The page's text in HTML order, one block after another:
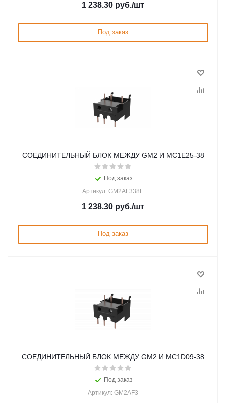
1 238.30 руб./шт
Под заказ
СОЕДИНИТЕЛЬНЫЙ БЛОК МЕЖДУ GM2 И MC1E25-38
Под заказ
Артикул: GM2AF338E
1 238.30 руб./шт
Под заказ
СОЕДИНИТЕЛЬНЫЙ БЛОК МЕЖДУ GM2 И MC1D09-38
Под заказ
Артикул: GM2AF3